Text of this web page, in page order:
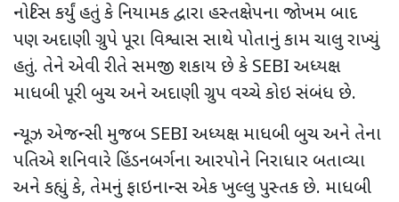
નોટિસ કર્યું હતું કે નિયામક દ્વારા હસ્તક્ષેપના જોખમ બાદ
પણ અદાણી ગ્રુપે પૂરા વિશ્વાસ સાથે પોતાનું કામ ચાલુ રાખ્યું
હતું. તેને એવી રીતે સમજી શકાય છે કે SEBI અધ્યક્ષ
માધબી પૂરી બુચ અને અદાણી ગ્રુપ વચ્ચે કોઇ સંબંધ છે.
ન્યૂઝ એજન્સી મુજબ SEBI અધ્યક્ષ માધબી બુચ અને તેના
પતિએ શનિવારે હિંડનબર્ગના આરપોને નિરાધાર બતાવ્યા
અને કહ્યું કે, તેમનું ફાઇનાન્સ એક ખુલ્લુ પુસ્તક છે. માધબી